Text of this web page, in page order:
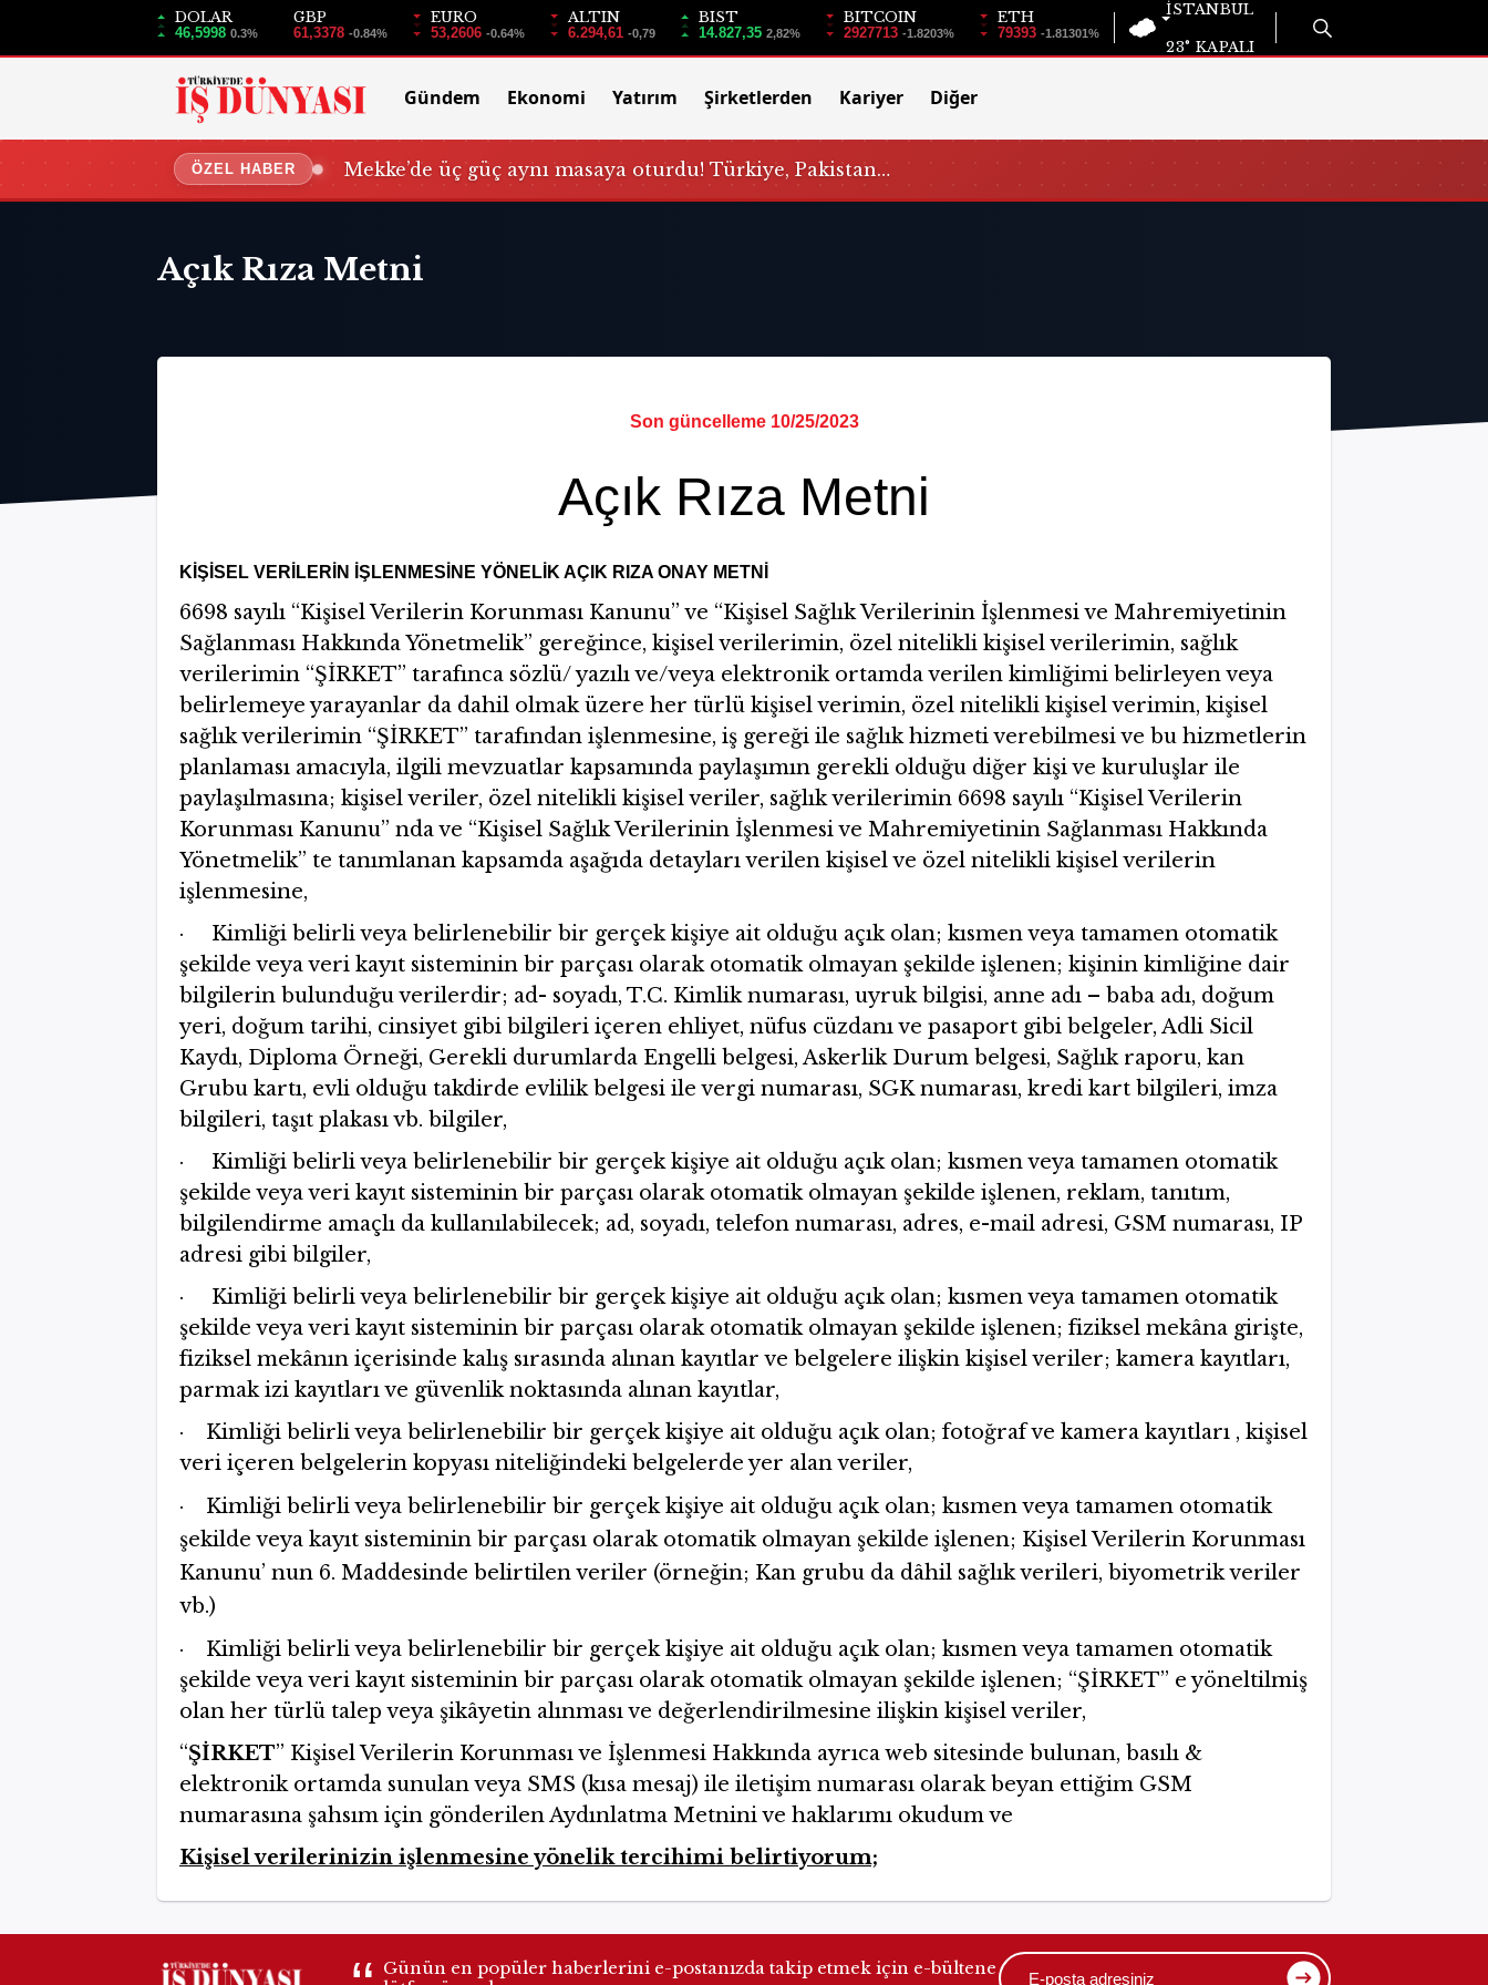
DOLAR
46,5998 0.3%
GBP
61,3378 -0.84%
EURO
53,2606 -0.64%
ALTIN
6.294,61 -0,79
BIST
14.827,35 2,82%
BITCOIN
2927713 -1.8203%
ETH
79393 -1.81301%
İSTANBUL
23° KAPALI
Gündem Ekonomi Yatırım Şirketlerden Kariyer Diğer
ÖZEL HABER Mekke’de üç güç aynı masaya oturdu! Türkiye, Pakistan…
Açık Rıza Metni
Son güncelleme 10/25/2023
Açık Rıza Metni
KİŞİSEL VERİLERİN İŞLENMESİNE YÖNELİK AÇIK RIZA ONAY METNİ
6698 sayılı “Kişisel Verilerin Korunması Kanunu” ve “Kişisel Sağlık Verilerinin İşlenmesi ve Mahremiyetinin
Sağlanması Hakkında Yönetmelik” gereğince, kişisel verilerimin, özel nitelikli kişisel verilerimin, sağlık
verilerimin “ŞİRKET’’ tarafınca sözlü/ yazılı ve/veya elektronik ortamda verilen kimliğimi belirleyen veya
belirlemeye yarayanlar da dahil olmak üzere her türlü kişisel verimin, özel nitelikli kişisel verimin, kişisel
sağlık verilerimin “ŞİRKET’’ tarafından işlenmesine, iş gereği ile sağlık hizmeti verebilmesi ve bu hizmetlerin
planlaması amacıyla, ilgili mevzuatlar kapsamında paylaşımın gerekli olduğu diğer kişi ve kuruluşlar ile
paylaşılmasına; kişisel veriler, özel nitelikli kişisel veriler, sağlık verilerimin 6698 sayılı “Kişisel Verilerin
Korunması Kanunu” nda ve “Kişisel Sağlık Verilerinin İşlenmesi ve Mahremiyetinin Sağlanması Hakkında
Yönetmelik” te tanımlanan kapsamda aşağıda detayları verilen kişisel ve özel nitelikli kişisel verilerin
işlenmesine,
· Kimliği belirli veya belirlenebilir bir gerçek kişiye ait olduğu açık olan; kısmen veya tamamen otomatik
şekilde veya veri kayıt sisteminin bir parçası olarak otomatik olmayan şekilde işlenen; kişinin kimliğine dair
bilgilerin bulunduğu verilerdir; ad- soyadı, T.C. Kimlik numarası, uyruk bilgisi, anne adı – baba adı, doğum
yeri, doğum tarihi, cinsiyet gibi bilgileri içeren ehliyet, nüfus cüzdanı ve pasaport gibi belgeler, Adli Sicil
Kaydı, Diploma Örneği, Gerekli durumlarda Engelli belgesi, Askerlik Durum belgesi, Sağlık raporu, kan
Grubu kartı, evli olduğu takdirde evlilik belgesi ile vergi numarası, SGK numarası, kredi kart bilgileri, imza
bilgileri, taşıt plakası vb. bilgiler,
· Kimliği belirli veya belirlenebilir bir gerçek kişiye ait olduğu açık olan; kısmen veya tamamen otomatik
şekilde veya veri kayıt sisteminin bir parçası olarak otomatik olmayan şekilde işlenen, reklam, tanıtım,
bilgilendirme amaçlı da kullanılabilecek; ad, soyadı, telefon numarası, adres, e-mail adresi, GSM numarası, IP
adresi gibi bilgiler,
· Kimliği belirli veya belirlenebilir bir gerçek kişiye ait olduğu açık olan; kısmen veya tamamen otomatik
şekilde veya veri kayıt sisteminin bir parçası olarak otomatik olmayan şekilde işlenen; fiziksel mekâna girişte,
fiziksel mekânın içerisinde kalış sırasında alınan kayıtlar ve belgelere ilişkin kişisel veriler; kamera kayıtları,
parmak izi kayıtları ve güvenlik noktasında alınan kayıtlar,
· Kimliği belirli veya belirlenebilir bir gerçek kişiye ait olduğu açık olan; fotoğraf ve kamera kayıtları , kişisel
veri içeren belgelerin kopyası niteliğindeki belgelerde yer alan veriler,
· Kimliği belirli veya belirlenebilir bir gerçek kişiye ait olduğu açık olan; kısmen veya tamamen otomatik
şekilde veya kayıt sisteminin bir parçası olarak otomatik olmayan şekilde işlenen; Kişisel Verilerin Korunması
Kanunu’ nun 6. Maddesinde belirtilen veriler (örneğin; Kan grubu da dâhil sağlık verileri, biyometrik veriler
vb.)
· Kimliği belirli veya belirlenebilir bir gerçek kişiye ait olduğu açık olan; kısmen veya tamamen otomatik
şekilde veya veri kayıt sisteminin bir parçası olarak otomatik olmayan şekilde işlenen; “ŞİRKET’’ e yöneltilmiş
olan her türlü talep veya şikâyetin alınması ve değerlendirilmesine ilişkin kişisel veriler,
“ŞİRKET’’ Kişisel Verilerin Korunması ve İşlenmesi Hakkında ayrıca web sitesinde bulunan, basılı &
elektronik ortamda sunulan veya SMS (kısa mesaj) ile iletişim numarası olarak beyan ettiğim GSM
numarasına şahsım için gönderilen Aydınlatma Metnini ve haklarımı okudum ve
Kişisel verilerinizin işlenmesine yönelik tercihimi belirtiyorum;
Günün en popüler haberlerini e-postanızda takip etmek için e-bültene